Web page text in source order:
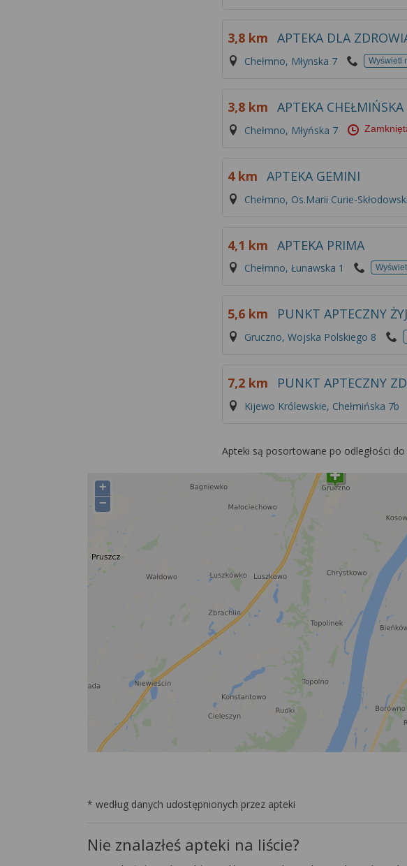
3,8 km APTEKA DLA
Chełmno, Młynska 7 Wyświetl
3,8 km APTEKA CHEŁMIŃSKA
Chełmno, Młyńska 7
4 km APTEKA GEMINI
Chełmno, Os.Marii Curie-
4,1 km APTEKA PRIMA
Chełmno, Łunawska 1
5,6 km PUNKT APTECZNY
Gruczno, Wojska Polskiego 8
7,2 km PUNKT APTECZNY
Kijewo Królewskie, Chełmińska 7b
Apteki są posortowane po odległości
+
−
* według danych udostępnionych przez apteki
Nie znalazłeś apteki na liście?